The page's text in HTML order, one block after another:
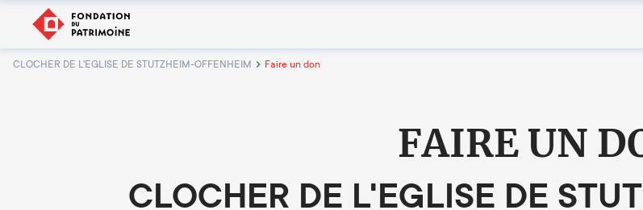
CLOCHER DE L'EGLISE DE STUTZHEIM-OFFENHEIM Faire un don
FAIRE UN
CLOCHER DE L'EGLISE DE